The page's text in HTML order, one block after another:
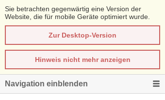
Sie betrachten gegenwärtig eine Version der
Website, die für mobile Geräte optimiert wurde.
Zur Desktop-Version
Hinweis nicht mehr anzeigen
Navigation einblenden